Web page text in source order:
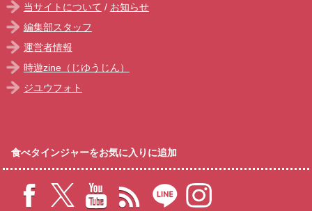
当サイトについて / お知らせ
編集部スタッフ
運営者情報
時遊zine（じゆうじん）
ジユウフォト
食べタインジャーをお気に入りに追加